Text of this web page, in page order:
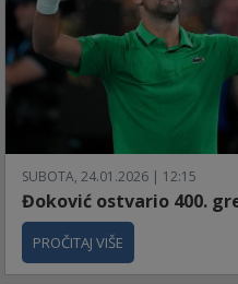
SUBOTA, 24.01.2026 | 12:15
Đoković ostvario 400.
PROČITAJ VIŠE